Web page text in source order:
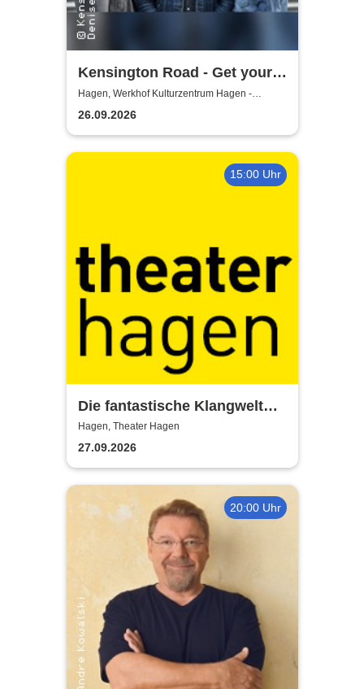
Kensington Road - Get your
kicks in 26
Hagen, Werkhof Kulturzentrum Hagen -
Hohenlimburg
26.09.2026
15:00 Uhr
Die fantastische Klangwelt
des Akkordeons - Theater
Hagen
Hagen, Theater Hagen
27.09.2026
20:00 Uhr